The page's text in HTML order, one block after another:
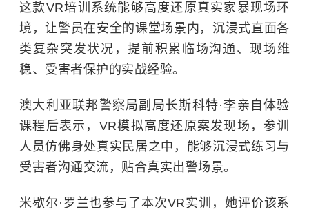
这款VR培训系统能够高度还原真实家暴现场环
境，让警员在安全的课堂场景内，沉浸式直面各
类复杂突发状况，提前积累临场沟通、现场维
稳、受害者保护的实战经验。
澳大利亚联邦警察局副局长斯科特·李亲自体验
课程后表示，VR模拟高度还原案发现场，参训
人员仿佛身处真实民居之中，能够沉浸式练习与
受害者沟通交流，贴合真实出警场景。
米歇尔·罗兰也参与了本次VR实训，她评价该系